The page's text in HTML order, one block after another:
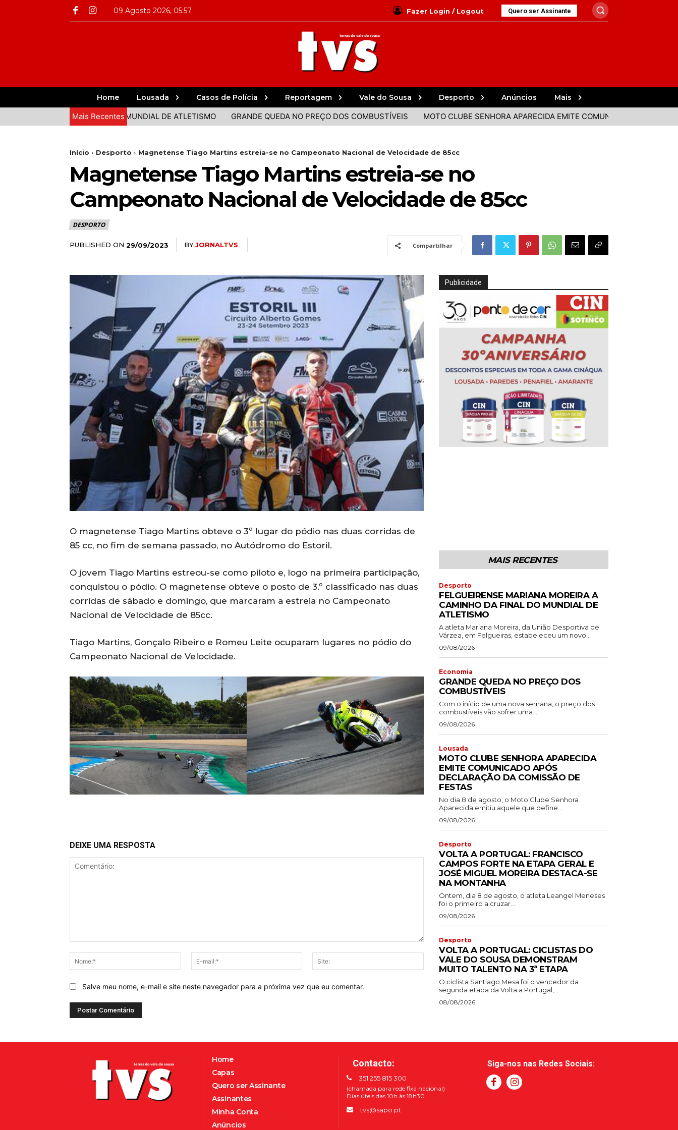
09 Agosto 2026, 05:57 Fazer Login / Logout Quero ser Assinante
Home Lousada Casos de Polícia Reportagem Vale do Sousa Desporto Anúncios Mais
Mais Recentes
CAMINHO DA FINAL DO MUNDIAL DE ATLETISMO GRANDE QUEDA NO PREÇO DOS COMBUSTÍVEIS MOTO CLUBE SENHORA APARECIDA EMITE COMUNICADO APÓS
Início Desporto Magnetense Tiago Martins estreia-se no Campeonato Nacional de Velocidade de 85cc
Magnetense Tiago Martins estreia-se no
Campeonato Nacional de Velocidade de 85cc
DESPORTO
PUBLISHED ON 29/09/2023 BYJORNALTVS Compartilhar
O magnetense Tiago Martins obteve o 3º lugar do pódio nas duas corridas de
85 cc, no fim de semana passado, no Autódromo do Estoril.
O jovem Tiago Martins estreou-se como piloto e, logo na primeira participação,
conquistou o pódio. O magnetense obteve o posto de 3.º classificado nas duas
corridas de sábado e domingo, que marcaram a estreia no Campeonato
Nacional de Velocidade de 85cc.
Tiago Martins, Gonçalo Ribeiro e Romeu Leite ocuparam lugares no pódio do
Campeonato Nacional de Velocidade.
DEIXE UMA RESPOSTA
Nome:*
mail:*
Salve meu nome, e-mail e site neste navegador para a próxima vez que eu comentar.
Publicidade
MAIS RECENTES
Desporto
FELGUEIRENSE MARIANA MOREIRA A
CAMINHO DA FINAL DO MUNDIAL DE
ATLETISMO
A atleta Mariana Moreira, da União Desportiva de
Várzea, em Felgueiras, estabeleceu um novo...
09/08/2026
Economia
GRANDE QUEDA NO PREÇO DOS
COMBUSTÍVEIS
Com o início de uma nova semana, o preço dos
combustíveis vão sofrer uma...
09/08/2026
Lousada
MOTO CLUBE SENHORA APARECIDA
EMITE COMUNICADO APÓS
DECLARAÇÃO DA COMISSÃO DE
FESTAS
No dia 8 de agosto, o Moto Clube Senhora
Aparecida emitiu aquele que define...
09/08/2026
Desporto
VOLTA A PORTUGAL: FRANCISCO
CAMPOS FORTE NA ETAPA GERAL E
JOSÉ MIGUEL MOREIRA DESTACA-SE
NA MONTANHA
Ontem, dia 8 de agosto, o atleta Leangel Meneses
foi o primeiro a cruzar...
09/08/2026
Desporto
VOLTA A PORTUGAL: CICLISTAS DO
VALE DO SOUSA DEMONSTRAM
MUITO TALENTO NA 3ª ETAPA
O ciclista Santiago Mesa foi o vencedor da
segunda etapa da Volta a Portugal,...
08/08/2026
Home
Capas
Quero ser Assinante
Assinantes
Minha Conta
Anúncios
Contacto:
351 255 815 300
(chamada para rede fixa nacional)
Dias úteis das 10h às 18h30
tvs@sapo.pt
Siga-nos nas Redes Sociais: